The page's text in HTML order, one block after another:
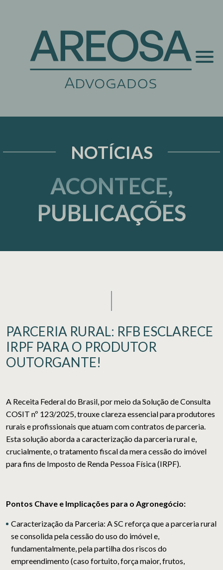
NOTÍCIAS
ACONTECE,
PUBLICAÇÕES
PARCERIA RURAL: RFB ESCLARECE
IRPF PARA O PRODUTOR
OUTORGANTE!
A Receita Federal do Brasil, por meio da Solução de Consulta
COSIT nº 123/2025, trouxe clareza essencial para produtores
rurais e profissionais que atuam com contratos de parceria.
Esta solução aborda a caracterização da parceria rural e,
crucialmente, o tratamento fiscal da mera cessão do imóvel
para fins de Imposto de Renda Pessoa Física (IRPF).
Pontos Chave e Implicações para o Agronegócio:
Caracterização da Parceria: A SC reforça que a parceria rural
se consolida pela cessão do uso do imóvel e,
fundamentalmente, pela partilha dos riscos do
empreendimento (caso fortuito, força maior, frutos,